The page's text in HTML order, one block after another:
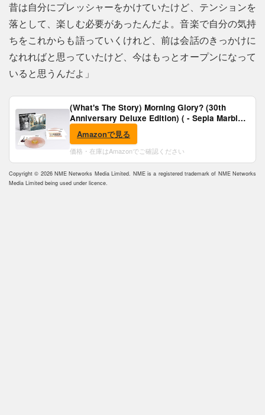
昔は自分にプレッシャーをかけていたけど、テンションを
落として、楽しむ必要があったんだよ。音楽で自分の気持
ちをこれからも語っていくけれど、前は会話のきっかけに
なれればと思っていたけど、今はもっとオープンになって
いると思うんだよ」
(What's The Story) Morning Glory? (30th
Anniversary Deluxe Edition) ( - Sepia Marble
Vinyl) [Analog]
Amazonで見る
価格・在庫はAmazonでご確認ください
Copyright © 2026 NME Networks Media Limited. NME is a registered trademark of NME Networks
Media Limited being used under licence.